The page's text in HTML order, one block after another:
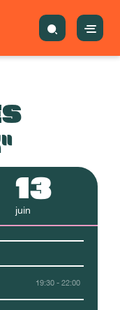
13
juin
19:30 - 22:00